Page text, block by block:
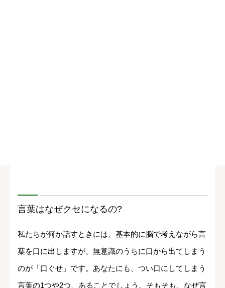
言葉はなぜクセになるの?
私たちが何か話すときには、基本的に脳で考えながら言
葉を口に出しますが、無意識のうちに口から出てしまう
のが「口ぐせ」です。あなたにも、つい口にしてしまう
言葉の1つや2つ、あることでしょう。そもそも、なぜ言